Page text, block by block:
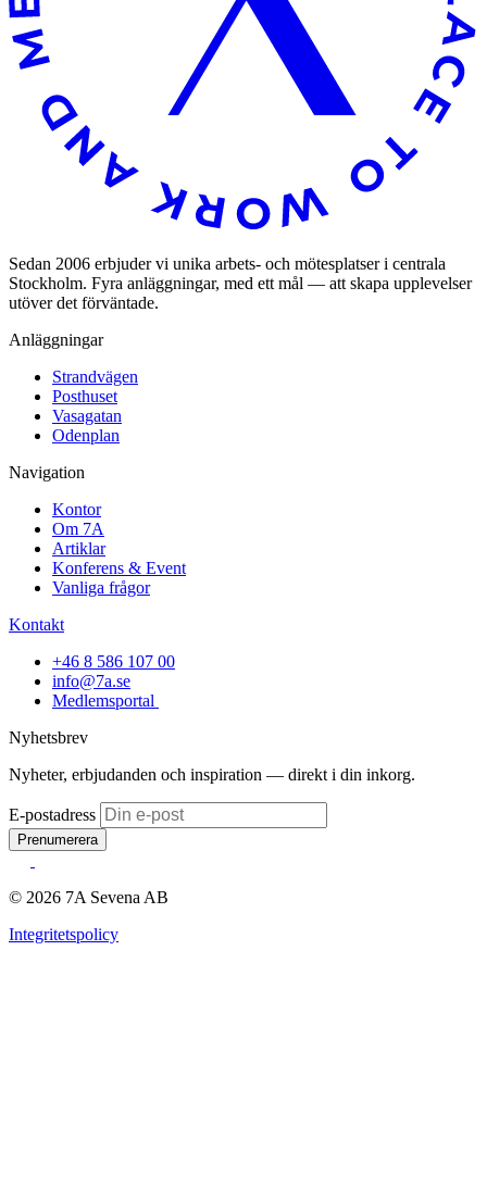
Sedan 2006 erbjuder vi unika arbets- och mötesplatser i centrala
Stockholm. Fyra anläggningar, med ett mål — att skapa upplevelser
utöver det förväntade.
Anläggningar
Strandvägen
Posthuset
Vasagatan
Odenplan
Navigation
Kontor
Om 7A
Artiklar
Konferens & Event
Vanliga frågor
Kontakt
+46 8 586 107 00
info@7a.se
Medlemsportal
Nyhetsbrev
Nyheter, erbjudanden och inspiration — direkt i din inkorg.
E-postadress
Prenumerera
© 2026 7A Sevena AB
Integritetspolicy